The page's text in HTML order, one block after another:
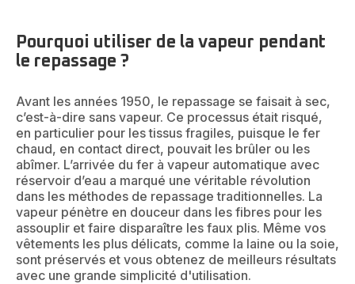
Pourquoi utiliser de la vapeur pendant
le repassage ?
Avant les années 1950, le repassage se faisait à sec,
c’est-à-dire sans vapeur. Ce processus était risqué,
en particulier pour les tissus fragiles, puisque le fer
chaud, en contact direct, pouvait les brûler ou les
abîmer. L’arrivée du fer à vapeur automatique avec
réservoir d’eau a marqué une véritable révolution
dans les méthodes de repassage traditionnelles. La
vapeur pénètre en douceur dans les fibres pour les
assouplir et faire disparaître les faux plis. Même vos
vêtements les plus délicats, comme la laine ou la soie,
sont préservés et vous obtenez de meilleurs résultats
avec une grande simplicité d'utilisation.